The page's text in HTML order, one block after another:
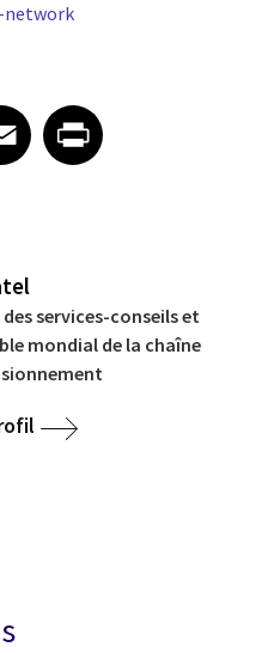
network
article on Email
EmailShare article on Print
services-conseils et
mondial de la chaîne